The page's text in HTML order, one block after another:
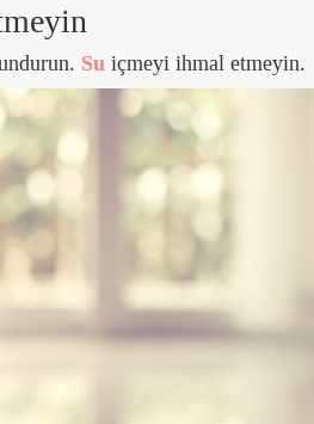
Suiçmeyi ihmal etmeyin.